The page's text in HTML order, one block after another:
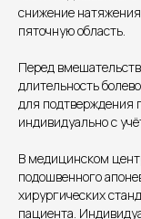
снижение
пяточную область.
Перед
длительность
для подтверждения
индивидуально с
В медицинском
подошвенного
хирургических
пациента.
Пн.-пт. — с 08:00 до
+7 8313 248
Единый номер
Петрищева
Патоличева